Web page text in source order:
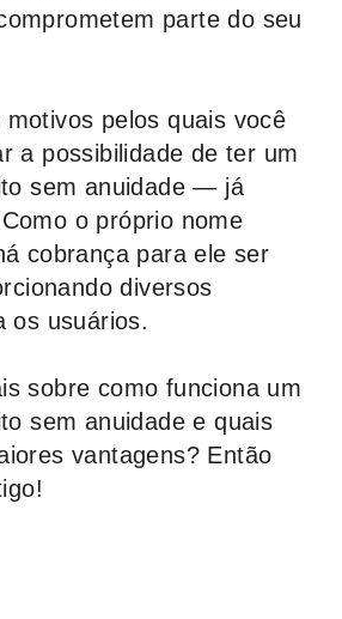
parte do seu
pelos quais você
a possibilidade de ter um
sem anuidade — já
o próprio nome
cobrança para ele ser
diversos
os usuários.
sobre como funciona um
sem anuidade e quais
vantagens? Então